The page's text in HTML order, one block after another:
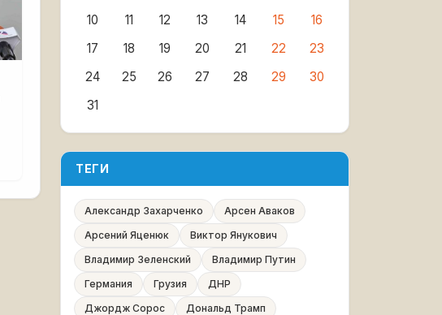
10
11 12 13 14 15
16
17
18 19 20 21 22
23
24
25 26 27 28 29
30
31
ТЕГИ
Александр Захарченко
Арсен Аваков
Арсений Яценюк
Виктор Янукович
Владимир Зеленский
Владимир Путин
Германия
Грузия
ДНР
Джордж Сорос
Дональд Трамп